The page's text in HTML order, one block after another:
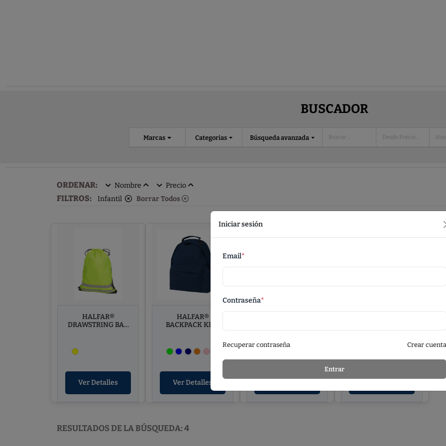
Iniciar sesión
Email*
Contraseña*
Recuperar contraseña Crear cuenta
Entrar
BUSCADOR
Categorias
Marcas Búsqueda avanzada
ORDENAR: Nombre Precio
FILTROS: Infantil Borrar Todos
HALFAR®
DRAWSTRING BAG
Ver Detalles
HALFAR®
BACKPACK KIDS
Ver Detalles
RESULTADOS DE LA BÚSQUEDA: 4